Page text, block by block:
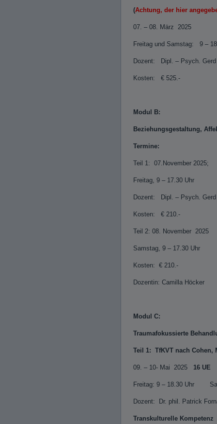
(Achtung, der hier
07. –
Freitag und Samstag: 9 –
Dozent: Dipl. – Psych.
Kosten: € 525.-
Modul B:
Beziehungsgestaltung,
Termine:
Teil 1: 07.November 2025;
Freitag, 9 – 17.30 Uhr
Dozent: Dipl. – Psych.
Kosten: € 210.-
Teil 2: 08. November 2025
Samstag, 9 – 17.30 Uhr
Kosten: € 210.-
Dozentin: Camilla Höcker
Modul C:
Traumafokussierte
Teil 1: TfKVT nach Cohen,
09. – 10- Mai 2025 16 UE
Freitag: 9 – 18.30 Uhr
Dozent: Dr. phil. Patrick
Transkulturelle Kompetenz